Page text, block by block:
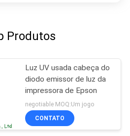
Produtos
Luz UV usada cabeça do
diodo emissor de luz da
impressora de Epson
negotiable MOQ:Um jogo
CONTATO